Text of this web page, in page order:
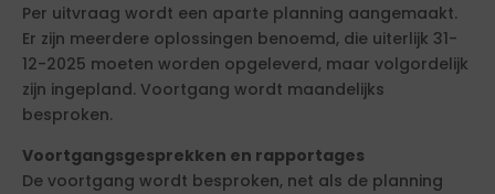
Per uitvraag wordt een aparte planning aangemaakt.
Er zijn meerdere oplossingen benoemd, die uiterlijk 31-
12-2025 moeten worden opgeleverd, maar volgordelijk
zijn ingepland. Voortgang wordt maandelijks
besproken.
Voortgangsgesprekken en rapportages
De voortgang wordt besproken, net als de planning